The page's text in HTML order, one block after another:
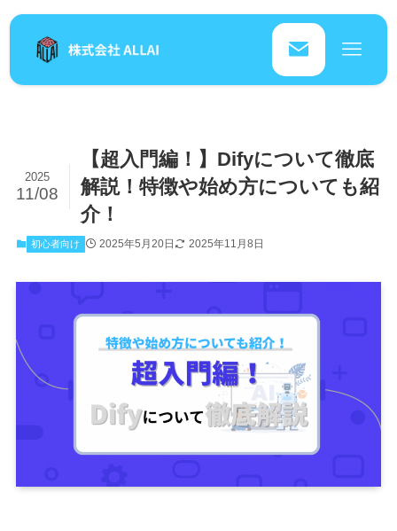
【超入門編！】Difyについて徹底
解説！特徴や始め方についても紹
介！
2025
11/08
初心者向け 2025年5月20日 2025年11月8日